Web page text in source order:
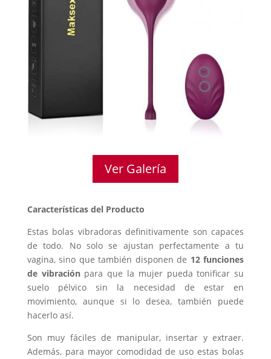
Ver Galería
Características del Producto
Estas bolas vibradoras definitivamente son capaces
de todo. No solo se ajustan perfectamente a tu
vagina, sino que también disponen de 12 funciones
de vibraciónpara que la mujer pueda tonificar su
suelo pélvico sin la necesidad de estar en
movimiento, aunque si lo desea, también puede
hacerlo así.
Son muy fáciles de manipular, insertar y extraer.
Además, para mayor comodidad de uso estas bolas